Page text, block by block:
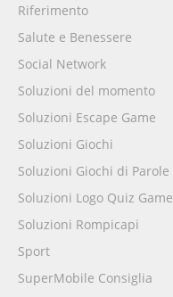
Riferimento
Salute e Benessere
Social Network
Soluzioni del momento
Soluzioni Escape Game
Soluzioni Giochi
Soluzioni Giochi di Parole
Soluzioni Logo Quiz Game
Soluzioni Rompicapi
Sport
SuperMobile Consiglia